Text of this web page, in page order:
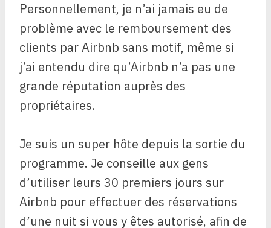
Personnellement, je n’ai jamais eu de
problème avec le remboursement des
clients par Airbnb sans motif, même si
j’ai entendu dire qu’Airbnb n’a pas une
grande réputation auprès des
propriétaires.
Je suis un super hôte depuis la sortie du
programme. Je conseille aux gens
d’utiliser leurs 30 premiers jours sur
Airbnb pour effectuer des réservations
d’une nuit si vous y êtes autorisé, afin de